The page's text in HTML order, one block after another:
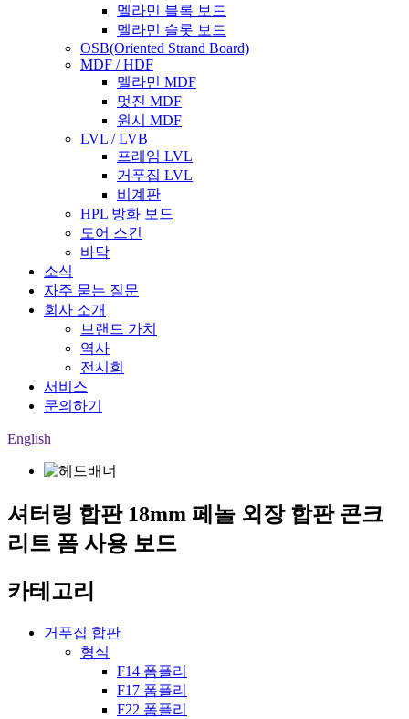
멜라민 블록 보드
멜라민 슬롯 보드
OSB(Oriented Strand Board)
MDF / HDF
멜라민 MDF
멋진 MDF
원시 MDF
LVL / LVB
프레임 LVL
거푸집 LVL
비계판
HPL 방화 보드
도어 스킨
바닥
소식
자주 묻는 질문
회사 소개
브랜드 가치
역사
전시회
서비스
문의하기
English
셔터링 합판 18mm 페놀 외장 합판 콘크
리트 폼 사용 보드
카테고리
거푸집 합판
형식
F14 폼플리
F17 폼플리
F22 폼플리